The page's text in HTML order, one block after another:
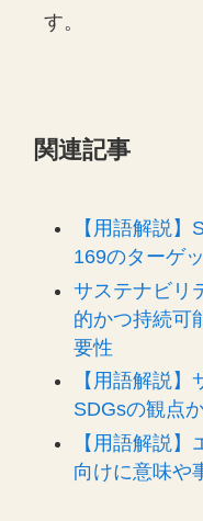
す。
関連記事
【用語解説
169のターゲ
サステナビリ
的かつ持続可
要性
【用語解説
SDGsの観点
【用語解説
向けに意味や